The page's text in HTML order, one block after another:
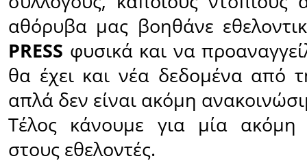
αθόρυβα μας βοηθάνε
PRESS φυσικά και να
θα έχει και νέα δεδομένα από
απλά δεν είναι ακόμη
Tέλος κάνουμε για μία
στους εθελοντές.